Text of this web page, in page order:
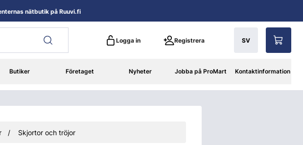
Logga in Registrera SV
Butiker Företaget Nyheter Jobba på ProMart Kontaktinformation
nätbutik på Ruuvi.fi
Skjortor och tröjor